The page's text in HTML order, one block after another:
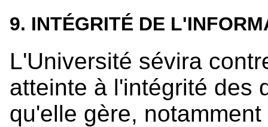
9. INTÉGRITÉ DE
L'Université sévira
atteinte à l'intégrité des
qu'elle gère,